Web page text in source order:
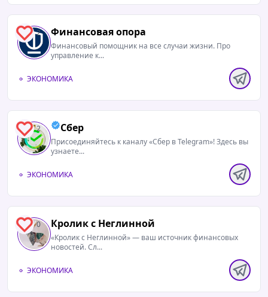
2 Финансовая опора
Финансовый помощник на все случаи жизни. Про
управление к...
ЭКОНОМИКА
2 Сбер
Присоединяйтесь к каналу «Сбер в Telegram»! Здесь вы
узнаете...
ЭКОНОМИКА
0 Кролик с Неглинной
«Кролик с Неглинной» — ваш источник финансовых
новостей. Сл...
ЭКОНОМИКА